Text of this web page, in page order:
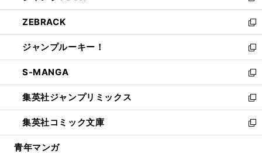
開
く
ウ
で
開
く
ン
ド
ウ
で
開
く
ウ
ィ
ン
ド
ウ
で
開
く
し
い
ウ
ィ
ン
ド
ウ
で
開
く
ZEBRACK
新
し
い
ウ
ィ
ン
ド
ウ
で
開
ジャンプルーキー！
新
し
い
ウ
ィ
ン
ド
ウ
S-MANGA
新
し
い
ウ
ィ
ン
集英社ジャンプリミックス
新
し
い
ウ
集英社コミック文庫
新
し
青年マンガ